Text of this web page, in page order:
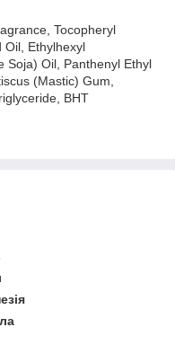
Tocopheryl
Oil, Ethylhexyl
Soja) Oil, Panthenyl Ethyl
(Mastic) Gum,
BHT